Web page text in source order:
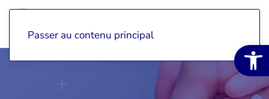
Passer au contenu principal